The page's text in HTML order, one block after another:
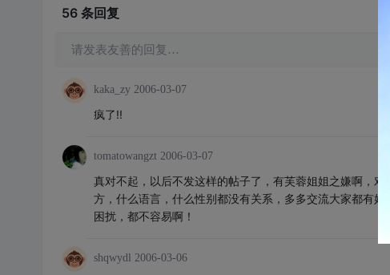
56 条回复
请发表友善的回复…
kaka_zy 2006-03-07
疯了!!
tomatowangzt 2006-03-07
真对不起，以后不发这样的帖子了，有芙蓉姐姐之嫌啊，
方，什么语言，什么性别都没有关系，多多交流大家都有
困扰，都不容易啊！
shqwydl 2006-03-06